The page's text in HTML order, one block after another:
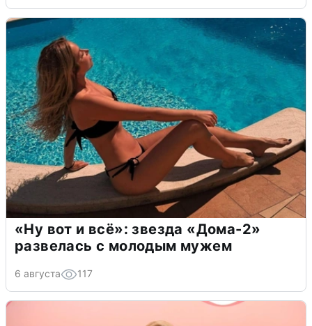
«Ну вот и всё»: звезда «Дома-2»
развелась с молодым мужем
6 августа 117